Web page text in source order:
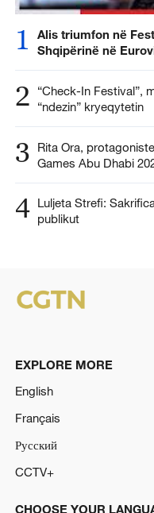
1
Alis triumfon në
Shqipërinë në
2
“Check-In Festival”,
“ndezin” kryeqytetin
3
Rita Ora,
Games Abu Dhabi
4 Luljeta Strefi:
publikut
EXPLORE MORE
English
Français
Русский
CCTV+
CHOOSE YOUR